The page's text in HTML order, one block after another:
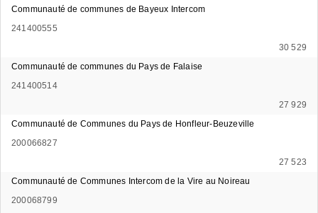
Communauté de communes de Bayeux Intercom
241400555
30 529
Communauté de communes du Pays de Falaise
241400514
27 929
Communauté de Communes du Pays de Honfleur-Beuzeville
200066827
27 523
Communauté de Communes Intercom de la Vire au Noireau
200068799